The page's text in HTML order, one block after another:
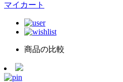
マイカート
商品の比較